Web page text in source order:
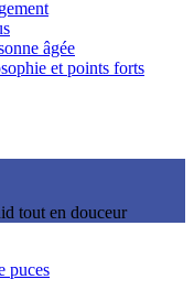
âgée
et points forts
tout en douceur
puces